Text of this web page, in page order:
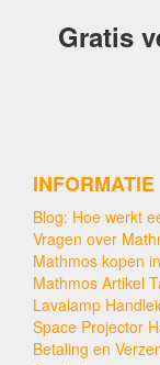
Gratis
INFORMATIE
Blog: Hoe werkt
Vragen over
Mathmos kopen
Mathmos Artikel
Lavalamp
Space Projector
Betaling en